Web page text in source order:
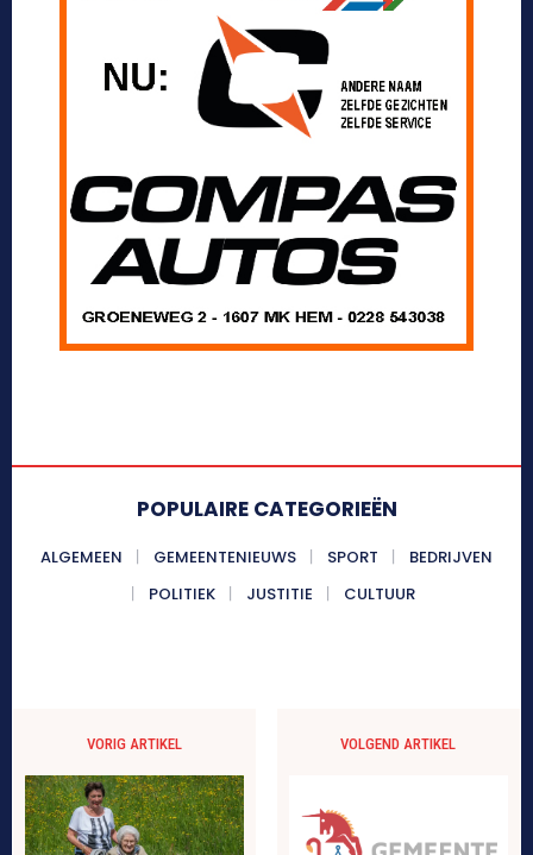
POPULAIRE CATEGORIEËN
ALGEMEEN GEMEENTENIEUWS SPORT
BEDRIJVEN
POLITIEK
JUSTITIE CULTUUR
VORIG ARTIKEL VOLGEND ARTIKEL